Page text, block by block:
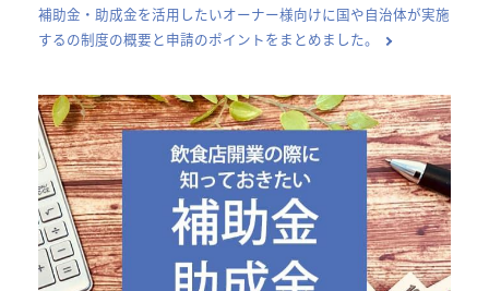
補助金・助成金を活用したいオーナー様向けに国や自治体が実施
するの制度の概要と申請のポイントをまとめました。